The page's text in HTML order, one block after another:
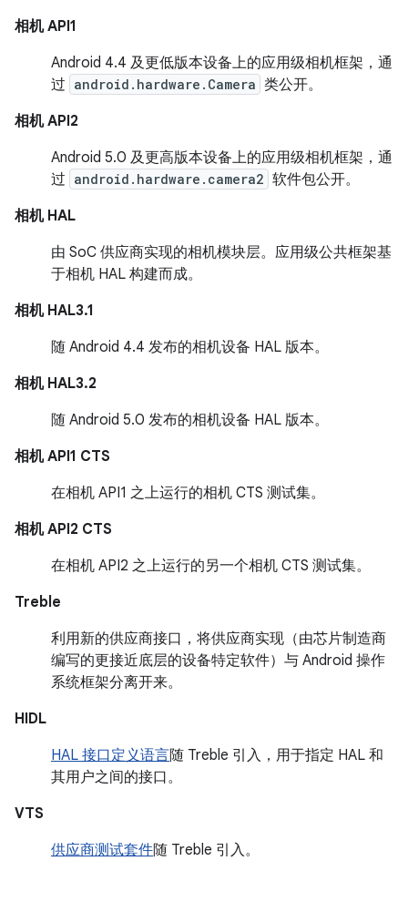
相机 API1
Android 4.4 及更低版本设备上的应用级相机框架，通
过 android.hardware.Camera 类公开。
相机 API2
Android 5.0 及更高版本设备上的应用级相机框架，通
过 android.hardware.camera2 软件包公开。
相机 HAL
由 SoC 供应商实现的相机模块层。应用级公共框架基
于相机 HAL 构建而成。
相机 HAL3.1
随 Android 4.4 发布的相机设备 HAL 版本。
相机 HAL3.2
随 Android 5.0 发布的相机设备 HAL 版本。
相机 API1 CTS
在相机 API1 之上运行的相机 CTS 测试集。
相机 API2 CTS
在相机 API2 之上运行的另一个相机 CTS 测试集。
Treble
利用新的供应商接口，将供应商实现（由芯片制造商
编写的更接近底层的设备特定软件）与 Android 操作
系统框架分离开来。
HIDL
HAL 接口定义语言随 Treble 引入，用于指定 HAL 和
其用户之间的接口。
VTS
供应商测试套件随 Treble 引入。